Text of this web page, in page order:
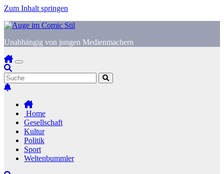
Zum Inhalt springen
Unabhängig von jungen Medienmachern
Home
Gesellschaft
Kultur
Politik
Sport
Weltenbummler